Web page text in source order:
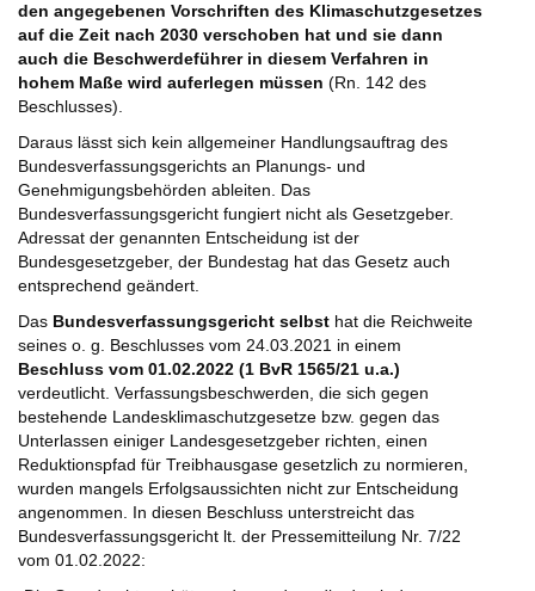
den angegebenen Vorschriften des Klimaschutzgesetzes
auf die Zeit nach 2030 verschoben hat und sie dann
auch die Beschwerdeführer in diesem Verfahren in
hohem Maße wird auferlegen müssen (Rn. 142 des
Beschlusses).
Daraus lässt sich kein allgemeiner Handlungsauftrag des
Bundesverfassungsgerichts an Planungs- und
Genehmigungsbehörden ableiten. Das
Bundesverfassungsgericht fungiert nicht als Gesetzgeber.
Adressat der genannten Entscheidung ist der
Bundesgesetzgeber, der Bundestag hat das Gesetz auch
entsprechend geändert.
Das Bundesverfassungsgericht selbst hat die Reichweite
seines o. g. Beschlusses vom 24.03.2021 in einem
Beschluss vom 01.02.2022 (1 BvR 1565/21 u.a.)
verdeutlicht. Verfassungsbeschwerden, die sich gegen
bestehende Landesklimaschutzgesetze bzw. gegen das
Unterlassen einiger Landesgesetzgeber richten, einen
Reduktionspfad für Treibhausgase gesetzlich zu normieren,
wurden mangels Erfolgsaussichten nicht zur Entscheidung
angenommen. In diesen Beschluss unterstreicht das
Bundesverfassungsgericht lt. der Pressemitteilung Nr. 7/22
vom 01.02.2022: